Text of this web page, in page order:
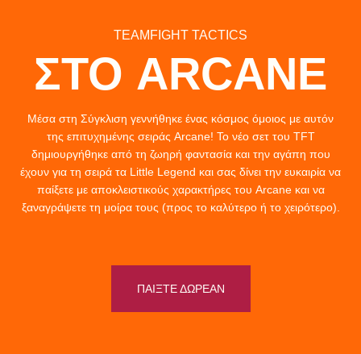
TEAMFIGHT TACTICS
ΣΤΟ ARCANE
Μέσα στη Σύγκλιση γεννήθηκε ένας κόσμος όμοιος με αυτόν
της επιτυχημένης σειράς Arcane! Το νέο σετ του TFT
δημιουργήθηκε από τη ζωηρή φαντασία και την αγάπη που
έχουν για τη σειρά τα Little Legend και σας δίνει την ευκαιρία να
παίξετε με αποκλειστικούς χαρακτήρες του Arcane και να
ξαναγράψετε τη μοίρα τους (προς το καλύτερο ή το χειρότερο).
ΠΑΙΞΤΕ ΔΩΡΕΑΝ